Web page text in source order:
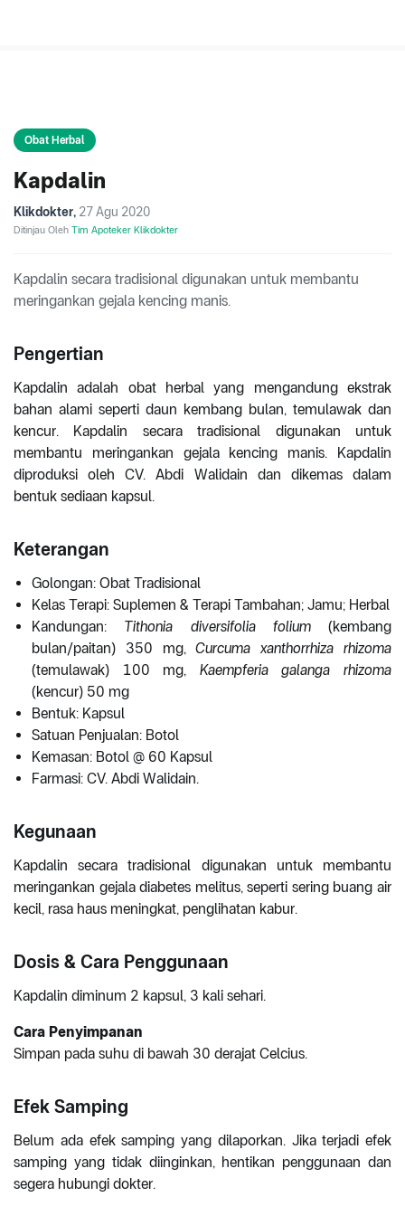
Obat Herbal
Kapdalin
Klikdokter, 27 Agu 2020
Ditinjau Oleh Tim Apoteker Klikdokter
Kapdalin secara tradisional digunakan untuk membantu
meringankan gejala kencing manis.
Pengertian
Kapdalin adalah obat herbal yang mengandung ekstrak
bahan alami seperti daun kembang bulan, temulawak dan
kencur. Kapdalin secara tradisional digunakan untuk
membantu meringankan gejala kencing manis. Kapdalin
diproduksi oleh CV. Abdi Walidain dan dikemas dalam
bentuk sediaan kapsul.
Keterangan
Golongan: Obat Tradisional
Kelas Terapi: Suplemen & Terapi Tambahan; Jamu; Herbal
Kandungan: Tithonia diversifolia folium(kembang
bulan/paitan) 350 mg,Curcuma xanthorrhiza rhizoma
(temulawak) 100 mg, Kaempferia galanga rhizoma
(kencur) 50 mg
Bentuk: Kapsul
Satuan Penjualan: Botol
Kemasan: Botol @ 60 Kapsul
Farmasi: CV. Abdi Walidain.
Kegunaan
Kapdalin secara tradisional digunakan untuk membantu
meringankan gejala diabetes melitus, seperti sering buang air
kecil, rasa haus meningkat, penglihatan kabur.
Dosis & Cara Penggunaan
Kapdalin diminum 2 kapsul, 3 kali sehari.
Cara Penyimpanan
Simpan pada suhu di bawah 30 derajat Celcius.
Efek Samping
Belum ada efek samping yang dilaporkan. Jika terjadi efek
samping yang tidak diinginkan, hentikan penggunaan dan
segera hubungi dokter.